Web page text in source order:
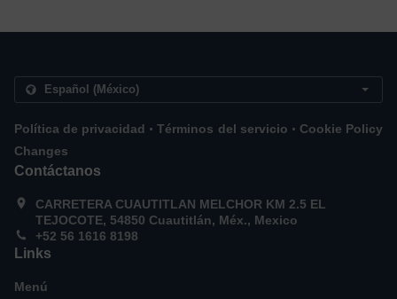
Política de privacidad . Términos del servicio . Cookie Policy
Changes
Contáctanos
CARRETERA CUAUTITLAN MELCHOR KM 2.5 EL
TEJOCOTE, 54850 Cuautitlán, Méx., Mexico
+52 56 1616 8198
Links
Menú